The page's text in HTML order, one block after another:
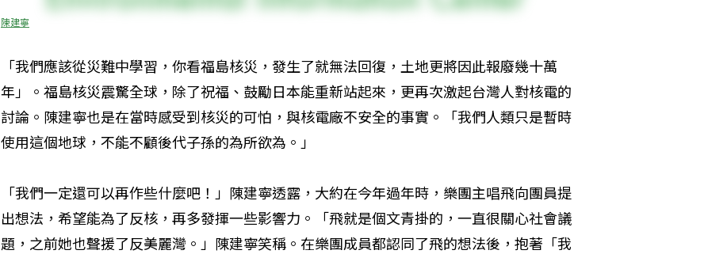
陳建寧
「我們應該從災難中學習，你看福島核災，發生了就無法回復，土地更將因此報廢幾十萬
年」。福島核災震驚全球，除了祝福、鼓勵日本能重新站起來，更再次激起台灣人對核電的
討論。陳建寧也是在當時感受到核災的可怕，與核電廠不安全的事實。「我們人類只是暫時
使用這個地球，不能不顧後代子孫的為所欲為。」
「我們一定還可以再作些什麼吧！」陳建寧透露，大約在今年過年時，樂團主唱飛向團員提
出想法，希望能為了反核，再多發揮一些影響力。「飛就是個文青掛的，一直很關心社會議
題，之前她也聲援了反美麗灣。」陳建寧笑稱。在樂團成員都認同了飛的想法後，抱著「我